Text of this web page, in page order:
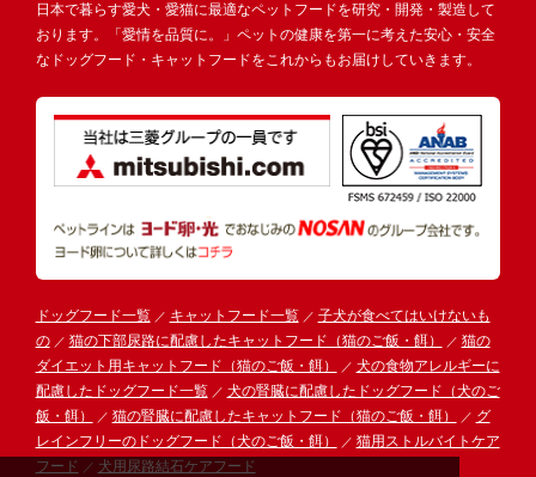
日本で暮らす愛犬・愛猫に最適なペットフードを研究・開発・製造して
おります。「愛情を品質に。」ペットの健康を第一に考えた安心・安全
なドッグフード・キャットフードをこれからもお届けしていきます。
ドッグフード一覧 キャットフード一覧
子犬が食べてはいけないも
の
猫の下部尿路に配慮したキャットフード（猫のご飯・餌）
猫の
ダイエット用キャットフード（猫のご飯・餌）
犬の食物アレルギーに
配慮したドッグフード一覧
犬の腎臓に配慮したドッグフード（犬のご
飯・餌）
猫の腎臓に配慮したキャットフード（猫のご飯・餌）
グ
レインフリーのドッグフード（犬のご飯・餌）
猫用ストルバイトケア
フード
犬用尿路結石ケアフード